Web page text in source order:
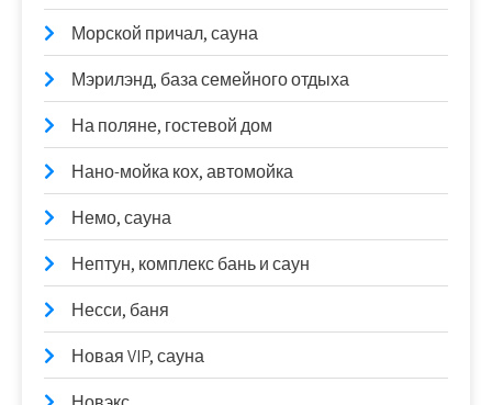
Морской причал, сауна
Мэрилэнд, база семейного отдыха
На поляне, гостевой дом
Нано-мойка кох, автомойка
Немо, сауна
Нептун, комплекс бань и саун
Несси, баня
Новая VIP, сауна